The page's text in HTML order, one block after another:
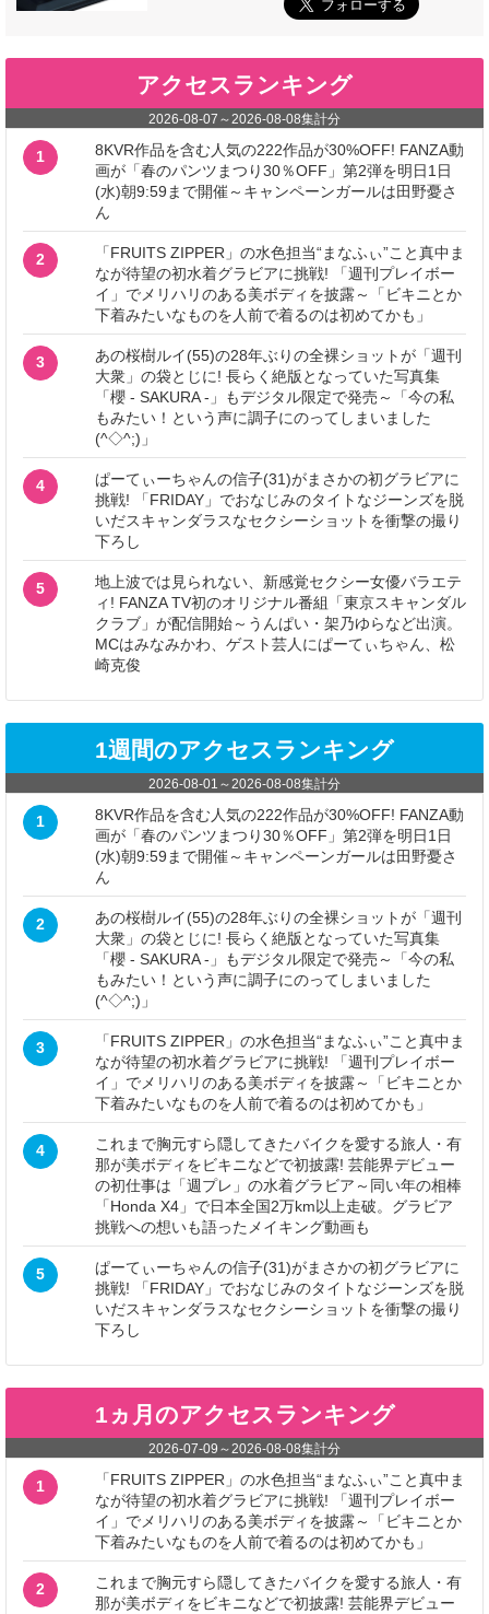
アクセスランキング
2026-08-07 ～2026-08-08集計分
1
8KVR作品を含む人気の222作品が30%OFF! FANZA動
画が「春のパンツまつり30％OFF」第2弾を明日1日
(水)朝9:59まで開催～キャンペーンガールは田野憂さ
ん
2
「FRUITS ZIPPER」の水色担当“まなふぃ”こと真中ま
なが待望の初水着グラビアに挑戦! 「週刊プレイボー
イ」でメリハリのある美ボディを披露～「ビキニとか
下着みたいなものを人前で着るのは初めてかも」
3
あの桜樹ルイ(55)の28年ぶりの全裸ショットが「週刊
大衆」の袋とじに! 長らく絶版となっていた写真集
「櫻 - SAKURA -」もデジタル限定で発売～「今の私
もみたい！という声に調子にのってしまいました
(^◇^;)」
4
ぱーてぃーちゃんの信子(31)がまさかの初グラビアに
挑戦! 「FRIDAY」でおなじみのタイトなジーンズを脱
いだスキャンダラスなセクシーショットを衝撃の撮り
下ろし
5
地上波では見られない、新感覚セクシー女優バラエテ
ィ! FANZA TV初のオリジナル番組「東京スキャンダル
クラブ」が配信開始～うんぱい・架乃ゆらなど出演。
MCはみなみかわ、ゲスト芸人にぱーてぃちゃん、松
崎克俊
1週間のアクセスランキング
2026-08-01 ～2026-08-08集計分
1
8KVR作品を含む人気の222作品が30%OFF! FANZA動
画が「春のパンツまつり30％OFF」第2弾を明日1日
(水)朝9:59まで開催～キャンペーンガールは田野憂さ
ん
2
あの桜樹ルイ(55)の28年ぶりの全裸ショットが「週刊
大衆」の袋とじに! 長らく絶版となっていた写真集
「櫻 - SAKURA -」もデジタル限定で発売～「今の私
もみたい！という声に調子にのってしまいました
(^◇^;)」
3
「FRUITS ZIPPER」の水色担当“まなふぃ”こと真中ま
なが待望の初水着グラビアに挑戦! 「週刊プレイボー
イ」でメリハリのある美ボディを披露～「ビキニとか
下着みたいなものを人前で着るのは初めてかも」
4
これまで胸元すら隠してきたバイクを愛する旅人・有
那が美ボディをビキニなどで初披露! 芸能界デビュー
の初仕事は「週プレ」の水着グラビア～同い年の相棒
「Honda X4」で日本全国2万km以上走破。グラビア
挑戦への想いも語ったメイキング動画も
5
ぱーてぃーちゃんの信子(31)がまさかの初グラビアに
挑戦! 「FRIDAY」でおなじみのタイトなジーンズを脱
いだスキャンダラスなセクシーショットを衝撃の撮り
下ろし
1ヵ月のアクセスランキング
2026-07-09 ～2026-08-08集計分
1
「FRUITS ZIPPER」の水色担当“まなふぃ”こと真中ま
なが待望の初水着グラビアに挑戦! 「週刊プレイボー
イ」でメリハリのある美ボディを披露～「ビキニとか
下着みたいなものを人前で着るのは初めてかも」
2
これまで胸元すら隠してきたバイクを愛する旅人・有
那が美ボディをビキニなどで初披露! 芸能界デビュー